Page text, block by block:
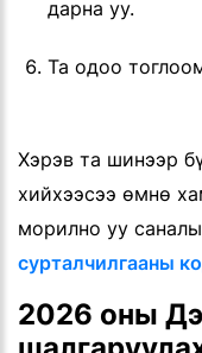
дарна уу.
Та одоо
Хэрэв та шинээр
хийхээсээ өмнө
морилно уу
сурталчилгааны
2026 оны